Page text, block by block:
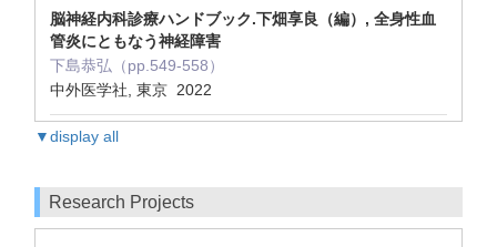
脳神経内科診療ハンドブック.下畑享良（編）, 全身性血
管炎にともなう神経障害
下島恭弘（pp.549-558）
中外医学社, 東京 2022
▼display all
Research Projects